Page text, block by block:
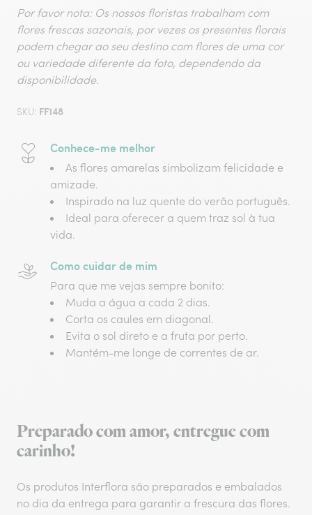
Por favor nota: Os nossos floristas trabalham com
flores frescas sazonais, por vezes os presentes florais
podem chegar ao seu destino com flores de uma cor
ou variedade diferente da foto, dependendo da
disponibilidade.
SKU: FF148
Conhece-me melhor
As flores amarelas simbolizam felicidade e
amizade.
Inspirado na luz quente do verão português.
Ideal para oferecer a quem traz sol à tua
vida.
Como cuidar de mim
Para que me vejas sempre bonito:
Muda a água a cada 2 dias.
Corta os caules em diagonal.
Evita o sol direto e a fruta por perto.
Mantém-me longe de correntes de ar.
Preparado com amor, entregue com
carinho!
Os produtos Interflora são preparados e embalados
no dia da entrega para garantir a frescura das flores.